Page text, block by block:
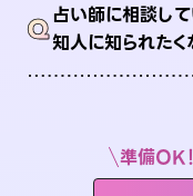
Q占い師に相談し
知人に知られたく
準備OK